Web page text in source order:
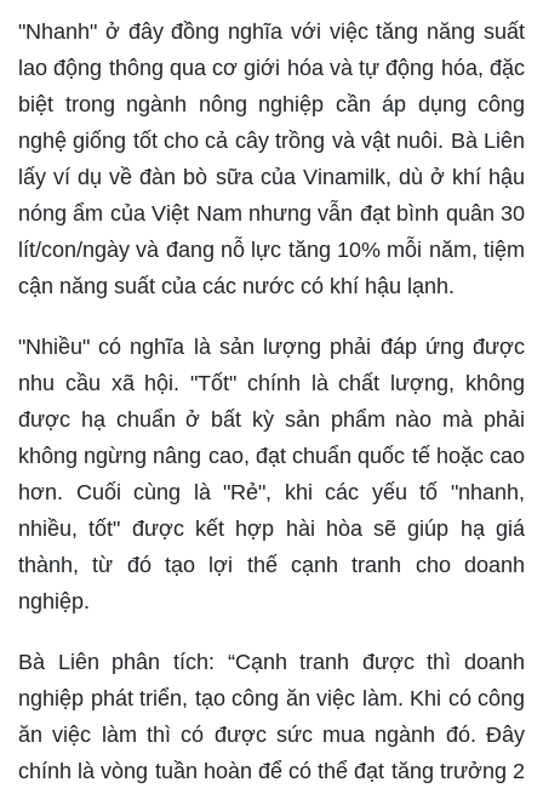
"Nhanh" ở đây đồng nghĩa với việc tăng năng suất
lao động thông qua cơ giới hóa và tự động hóa, đặc
biệt trong ngành nông nghiệp cần áp dụng công
nghệ giống tốt cho cả cây trồng và vật nuôi. Bà Liên
lấy ví dụ về đàn bò sữa của Vinamilk, dù ở khí hậu
nóng ẩm của Việt Nam nhưng vẫn đạt bình quân 30
lít/con/ngày và đang nỗ lực tăng 10% mỗi năm, tiệm
cận năng suất của các nước có khí hậu lạnh.
"Nhiều" có nghĩa là sản lượng phải đáp ứng được
nhu cầu xã hội. "Tốt" chính là chất lượng, không
được hạ chuẩn ở bất kỳ sản phẩm nào mà phải
không ngừng nâng cao, đạt chuẩn quốc tế hoặc cao
hơn. Cuối cùng là "Rẻ", khi các yếu tố "nhanh,
nhiều, tốt" được kết hợp hài hòa sẽ giúp hạ giá
thành, từ đó tạo lợi thế cạnh tranh cho doanh
nghiệp.
Bà Liên phân tích: “Cạnh tranh được thì doanh
nghiệp phát triển, tạo công ăn việc làm. Khi có công
ăn việc làm thì có được sức mua ngành đó. Đây
chính là vòng tuần hoàn để có thể đạt tăng trưởng 2